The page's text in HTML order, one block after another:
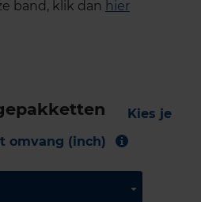
band, klik dan hier
Kies je
omvang (inch)